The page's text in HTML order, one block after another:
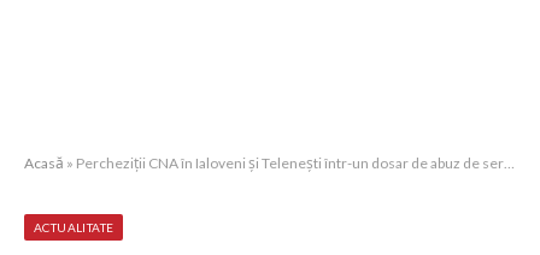
Acasă » Percheziții CNA în Ialoveni și Telenești într-un dosar de abuz de serviciu în construcția unui sistem de canalizare
ACTUALITATE